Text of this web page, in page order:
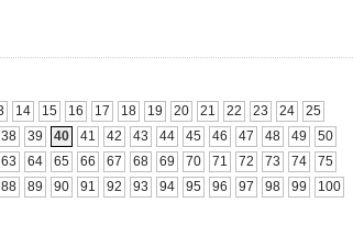
14 15 16 17 18 19 20 21 22 23 24
25
38 39 40 41 42 43 44 45 46 47 48 49
50
63 64 65 66 67 68 69 70 71 72 73 74
75
88 89 90 91 92 93 94 95 96 97 98 99
100